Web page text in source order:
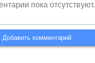
пока отсутствуют.
Добавить комментарий